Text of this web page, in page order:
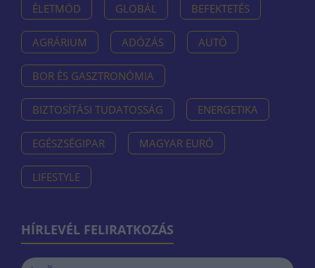
ÉLETMÓD GLOBÁL BEFEKTETÉS
AGRÁRIUM ADÓZÁS AUTÓ
BOR ÉS GASZTRONÓMIA
BIZTOSÍTÁSI TUDATOSSÁG ENERGETIKA
EGÉSZSÉGIPAR MAGYAR EURÓ
LIFESTYLE
HÍRLEVÉL FELIRATKOZÁS